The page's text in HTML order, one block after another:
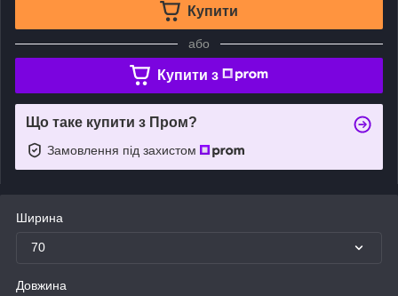
Купити
або
Купити з
Що таке купити з Пром?
Замовлення під захистом
Ширина
70
Довжина